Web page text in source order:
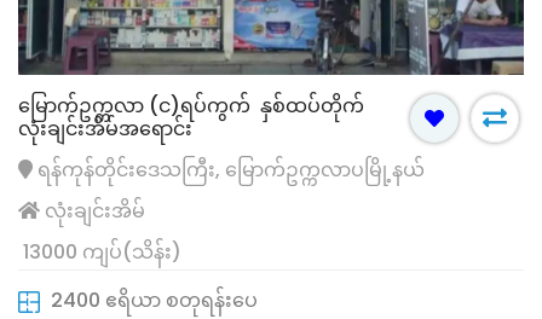
မြောက်ဥက္ကလာ (င)ရပ်ကွက် နှစ်ထပ်တိုက်
လုံးချင်းအိမ်အရောင်း
ရန်ကုန်တိုင်းဒေသကြီး, မြောက်ဥက္ကလာပမြို့နယ်
လုံးချင်းအိမ်
13000 ကျပ်(သိန်း)
2400 ဧရိယာ စတုရန်းပေ